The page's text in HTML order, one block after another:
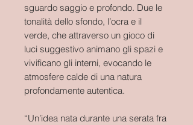
sguardo saggio e profondo. Due le
tonalità dello sfondo, l’ocra e il
verde, che attraverso un gioco di
luci suggestivo animano gli spazi e
vivificano gli interni, evocando le
atmosfere calde di una natura
profondamente autentica.
“Un’idea nata durante una serata fra